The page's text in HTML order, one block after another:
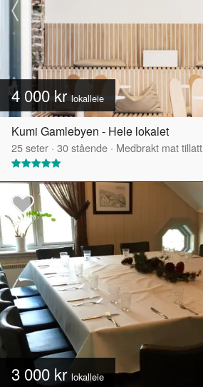
4 000 krlokalleie
Kumi Gamlebyen - Hele lokalet
25seter · 30stående · Medbrakt mat tillatt
3 000 kr lokalleie